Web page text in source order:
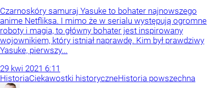
Czarnoskóry samuraj Yasuke to bohater najnowszego
anime Netfliksa. I mimo że w serialu występują ogromne
roboty i magia, to główny bohater jest inspirowany
wojownikiem, który istniał naprawdę. Kim był prawdziwy
Yasuke, pierwszy...
29 kwi 2021 6:11
HistoriaCiekawostki historyczneHistoria powszechna